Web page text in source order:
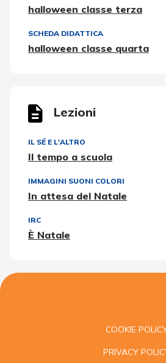
halloween classe terza
SCHEDA DIDATTICA
halloween classe quarta
Lezioni
IL SÉ E L'ALTRO
Il tempo a scuola
IMMAGINI SUONI COLORI
In attesa del Natale
IRC
È Natale
COOKIE
PRIVACY